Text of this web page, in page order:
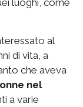
al
di vita, a
che aveva
nel
a varie